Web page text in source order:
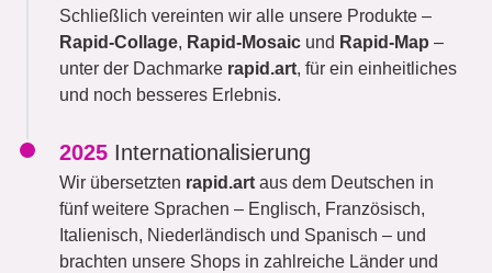
Schließlich vereinten wir alle unsere Produkte –
Rapid-Collage, Rapid-Mosaic und Rapid-Map –
unter der Dachmarke rapid.art, für ein einheitliches
und noch besseres Erlebnis.
2025 Internationalisierung
Wir übersetzten rapid.art aus dem Deutschen in
fünf weitere Sprachen – Englisch, Französisch,
Italienisch, Niederländisch und Spanisch – und
brachten unsere Shops in zahlreiche Länder und